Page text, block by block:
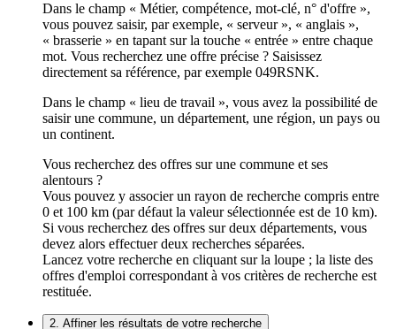
Dans le champ « Métier, compétence, mot-clé, n° d'offre »,
vous pouvez saisir, par exemple, « serveur », « anglais »,
« brasserie » en tapant sur la touche « entrée » entre chaque
mot. Vous recherchez une offre précise ? Saisissez
directement sa référence, par exemple 049RSNK.
Dans le champ « lieu de travail », vous avez la possibilité de
saisir une commune, un département, une région, un pays ou
un continent.
Vous recherchez des offres sur une commune et ses
alentours ?
Vous pouvez y associer un rayon de recherche compris entre
0 et 100 km (par défaut la valeur sélectionnée est de 10 km).
Si vous recherchez des offres sur deux départements, vous
devez alors effectuer deux recherches séparées.
Lancez votre recherche en cliquant sur la loupe ; la liste des
offres d'emploi correspondant à vos critères de recherche est
restituée.
2. Affiner les résultats de votre recherche